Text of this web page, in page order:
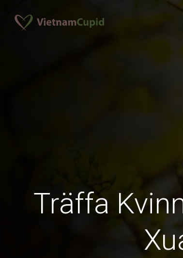
Träffa